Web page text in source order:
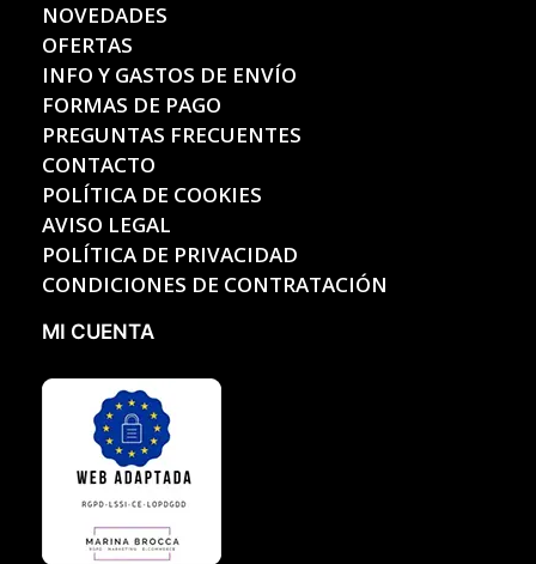
NOVEDADES
OFERTAS
INFO Y GASTOS DE ENVÍO
FORMAS DE PAGO
PREGUNTAS FRECUENTES
CONTACTO
POLÍTICA DE COOKIES
AVISO LEGAL
POLÍTICA DE PRIVACIDAD
CONDICIONES DE CONTRATACIÓN
MI CUENTA